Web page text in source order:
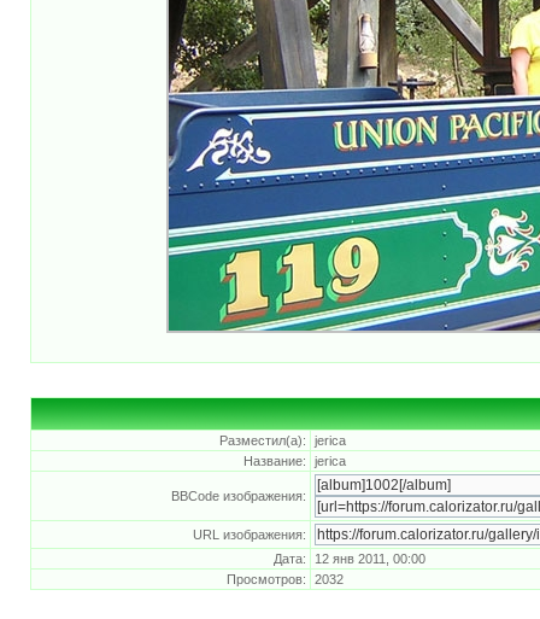
Разместил(а):
jerica
Название:
jerica
BBCode изображения:
URL изображения:
Дата:
12 янв 2011, 00:00
Просмотров:
2032